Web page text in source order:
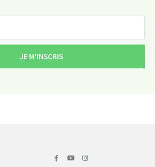
JE M'INSCRIS